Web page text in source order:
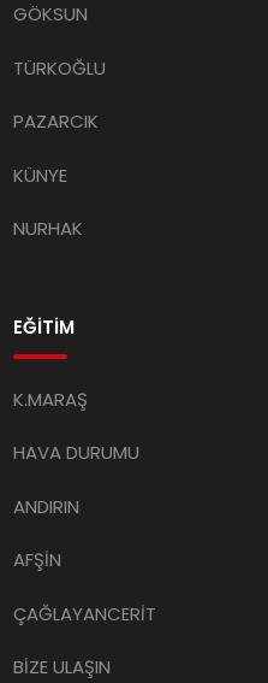
GÖKSUN
TÜRKOĞLU
PAZARCIK
KÜNYE
NURHAK
EĞİTİM
K.MARAŞ
HAVA DURUMU
ANDIRIN
AFŞİN
ÇAĞLAYANCERİT
BİZE ULAŞIN